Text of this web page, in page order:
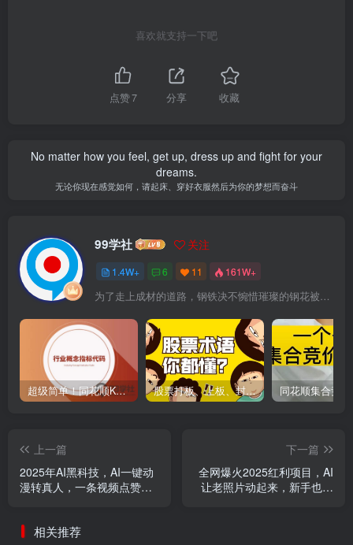
喜欢就支持一下吧
点赞7 分享 收藏
No matter how you feel, get up, dress up and fight for your
dreams.
无论你现在感觉如何，请起床、穿好衣服然后为你的梦想而奋斗
99学社 关注
1.4W+ 6 11 161W+
为了走上成材的道路，钢铁决不惋惜璀璨的钢花被遗弃
超级简单！同花顺K线界面显示行业概念指标代码图解 股票打板、上板、封板、翘板、炸板是什么意思？炒股你必须懂的暗语！
上一篇
2025年AI黑科技，AI一键动
漫转真人，一条视频点赞
下一篇
全网爆火2025红利项目，AI
让老照片动起来，新手也能
相关推荐